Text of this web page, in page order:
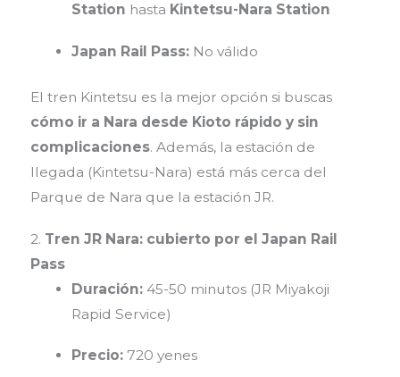
Station hasta Kintetsu-Nara Station
Japan Rail Pass: No válido
El tren Kintetsu es la mejor opción si buscas
cómo ir a Nara desde Kioto rápido y sin
complicaciones. Además, la estación de
llegada (Kintetsu-Nara) está más cerca del
Parque de Nara que la estación JR.
2. Tren JR Nara: cubierto por el Japan Rail
Pass
Duración: 45-50 minutos (JR Miyakoji
Rapid Service)
Precio: 720 yenes